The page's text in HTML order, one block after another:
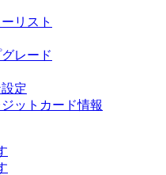
リスト
レード
定
ットカード情報